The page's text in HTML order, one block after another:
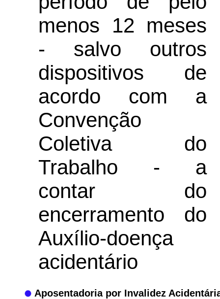
menos 12 meses
- salvo outros
dispositivos de
acordo com a
Convenção
Coletiva do
Trabalho - a
contar do
encerramento do
Auxílio-doença
acidentário
Aposentadoria por Invalidez